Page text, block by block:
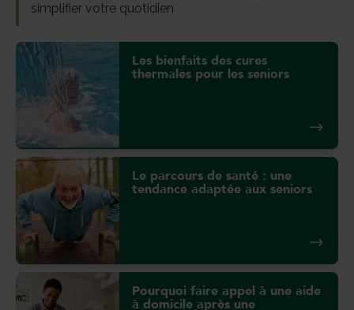
simplifier votre quotidien
Les bienfaits des cures
thermales pour les seniors
Le parcours de santé : une
tendance adaptée aux seniors
Pourquoi faire appel à une aide
à domicile après une